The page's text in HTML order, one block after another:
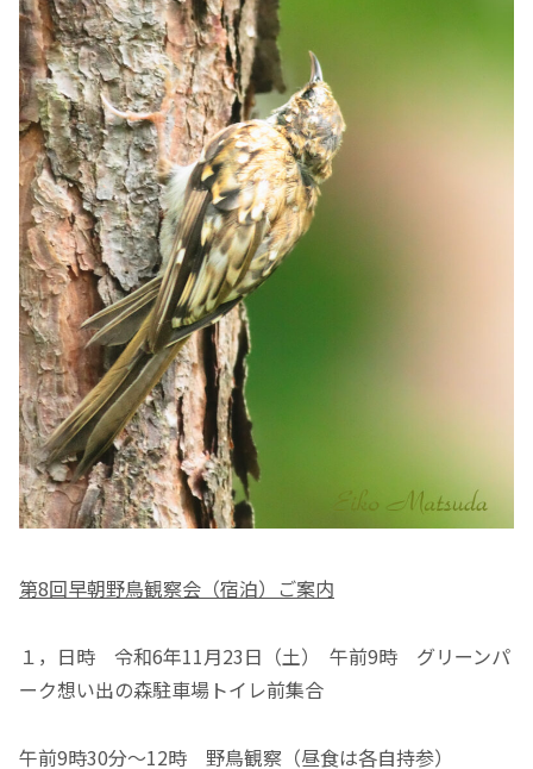
第8回早朝野鳥観察会（宿泊）ご案内
１，日時 令和6年11月23日（土） 午前9時 グリーンパ
ーク想い出の森駐車場トイレ前集合
午前9時30分～12時 野鳥観察（昼食は各自持参）